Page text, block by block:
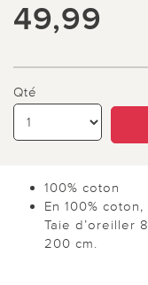
49,99
Qté
100% coton
En 100%
Taie d’oreiller
200 cm.